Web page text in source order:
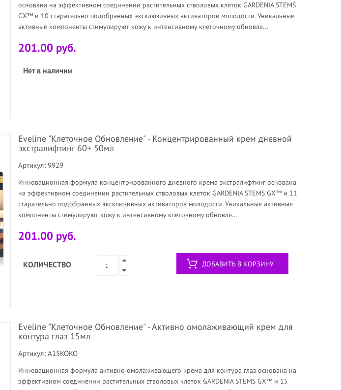
основана на эффективном соединении растительных стволовых клеток GARDENIA STEMS
GX™ и 10 старательно подобранных эксклюзивных активаторов молодости. Уникальные
активные компоненты стимулируют кожу к интенсивному клеточному обновле...
201.00 руб.
Нет в наличии
Eveline "Клеточное Обновление" - Концентрированный крем дневной
экстралифтинг 60+ 50мл
Артикул: 9929
Инновационная формула концентрированного дневного крема экстралифтинг основана
на эффективном соединении растительных стволовых клеток GARDENIA STEMS GX™ и 11
старательно подобранных эксклюзивных активаторов молодости. Уникальные активные
компоненты стимулируют кожу к интенсивному клеточному обновле...
201.00 руб.
КОЛИЧЕСТВО ДОБАВИТЬ В КОРЗИНУ
Eveline "Клеточное Обновление" - Активно омолаживающий крем для
контура глаз 15мл
Артикул: A15KOKO
Инновационная формула активно омолаживающего крема для контура глаз основана на
эффективном соединении растительных стволовых клеток GARDENIA STEMS GX™ и 15